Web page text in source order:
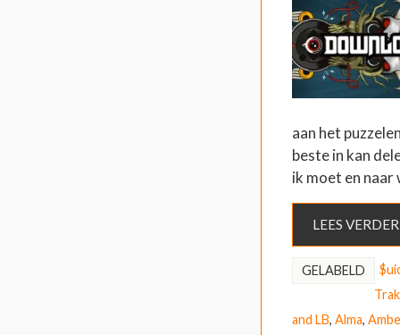
aan het
beste in kan
ik moet en naar
LEES VERDER
GELABELD
Trak
and LB, Alma,